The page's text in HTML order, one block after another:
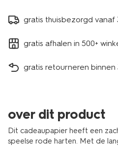
gratis thuisbezorgd vanaf
gratis afhalen in 500+
gratis retourneren binnen
over dit product
Dit cadeaupapier heeft een
speelse rode harten. Met de